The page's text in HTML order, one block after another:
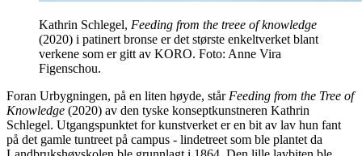
Kathrin Schlegel, Feeding from the treee of knowledge
(2020) i patinert bronse er det største enkeltverket blant
verkene som er gitt av KORO. Foto: Anne Vira
Figenschou.
Foran Urbygningen, på en liten høyde, står Feeding from the Tree of
Knowledge (2020) av den tyske konseptkunstneren Kathrin
Schlegel. Utgangspunktet for kunstverket er en bit av lav hun fant
på det gamle tuntreet på campus - lindetreet som ble plantet da